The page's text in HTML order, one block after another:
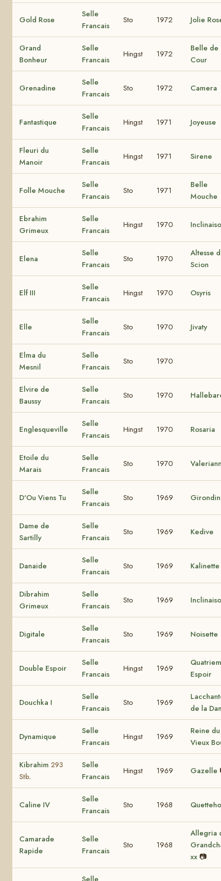
Gold Rose
Selle
Francais
Sto 1972 Jolie
Grand
Bonheur
Selle
Francais
Hingst 1972
Belle de
Cour
Grenadine
Selle
Francais
Sto 1972 Camera
Fantastique
Selle
Francais
Hingst 1971 Joyeuse
Fleuri du
Manoir
Selle
Francais
Hingst 1971 Sirene
Folle Mouche
Selle
Francais
Sto 1971
Belle
Mouche
Ebrahim
Grimeux
Selle
Francais
Hingst 1970
Elena
Selle
Francais
Sto 1970
Altesse
Scion
Elf III
Selle
Francais
Hingst 1970 Osyris
Elle
Selle
Francais
Sto 1970 Jivaty
Elma du
Mesnil
Selle
Francais
Sto 1970
Elvire de
Baussy
Selle
Francais
Sto 1970
Englesqueville
Selle
Francais
Hingst 1970 Rosaria
Etoile du
Marais
Selle
Francais
Sto 1970
D'Ou Viens Tu
Selle
Francais
Sto 1969
Dame de
Sartilly
Selle
Francais
Sto 1969 Kedive
Danaide
Selle
Francais
Sto 1969 Kalinette
Dibrahim
Grimeux
Selle
Francais
Sto 1969
Digitale
Selle
Francais
Sto 1969 Noisette
Double Espoir
Selle
Francais
Hingst 1969
Espoir
Douchka I
Selle
Francais
Sto 1969
de la
Dynamique
Selle
Francais
Hingst 1969
Reine du
Vieux
Kibrahim 293
Stb.
Selle
Francais
Hingst 1969 Gazelle
Caline IV
Selle
Francais
Sto 1968
Camarade
Rapide
Selle
Francais
Sto 1968
Allegria
xx 📷
Selle